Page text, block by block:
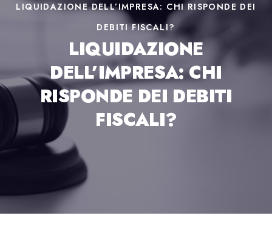
LIQUIDAZIONE DELL’IMPRESA: CHI RISPONDE DEI
DEBITI FISCALI?
LIQUIDAZIONE
DELL’IMPRESA: CHI
RISPONDE DEI DEBITI
FISCALI?